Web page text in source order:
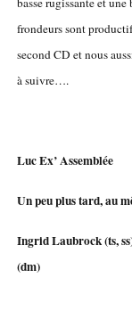
frondeurs sont
second CD et nous
à suivre….
Luc Ex’ Assemblée
Un peu plus tard, au
Ingrid Laubrock (ts,
(dm)